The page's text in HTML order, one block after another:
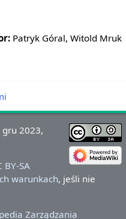
Patryk Góral, Witold Mruk
2023,
BY-SA
warunkach, jeśli nie
Zarządzania